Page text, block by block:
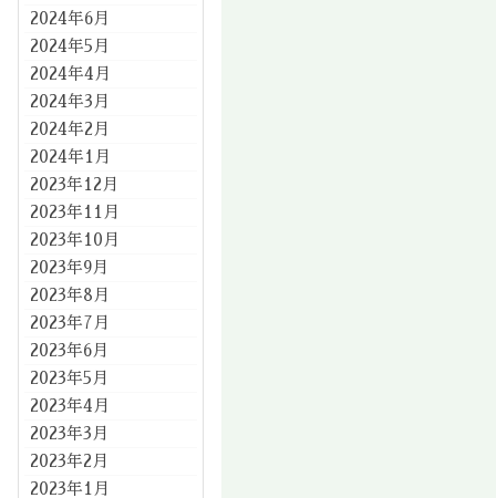
2024年6月
2024年5月
2024年4月
2024年3月
2024年2月
2024年1月
2023年12月
2023年11月
2023年10月
2023年9月
2023年8月
2023年7月
2023年6月
2023年5月
2023年4月
2023年3月
2023年2月
2023年1月